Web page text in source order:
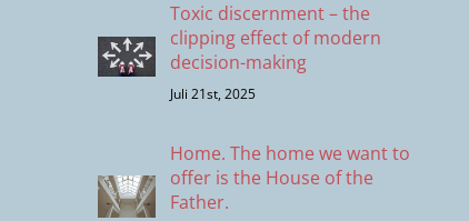
Toxic discernment – the
clipping effect of modern
decision-making
Juli 21st, 2025
Home. The home we want to
offer is the House of the
Father.